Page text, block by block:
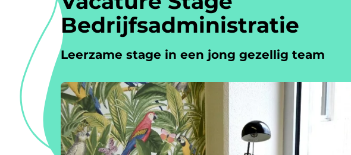
Bedrijfsadministratie
Leerzame stage in een jong gezellig team